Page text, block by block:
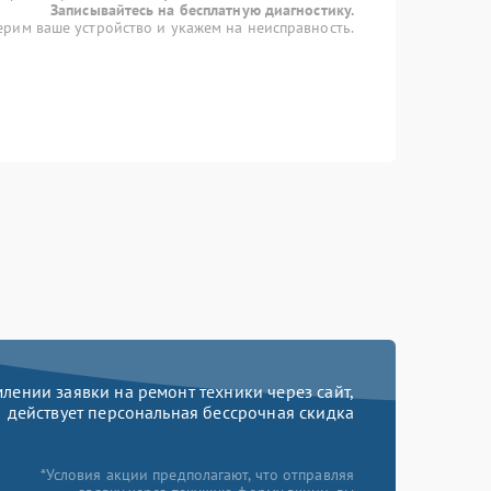
Записывайтесь на бесплатную диагностику.
ваше устройство и укажем на неисправность.
заявки на ремонт техники через сайт,
действует персональная бессрочная скидка
*Условия акции предполагают, что отправляя